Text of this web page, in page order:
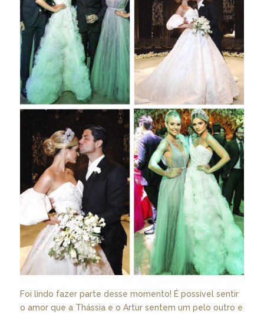
Foi lindo fazer parte desse momento! É possível sentir
o amor que a Thássia e o Artur sentem um pelo outro e